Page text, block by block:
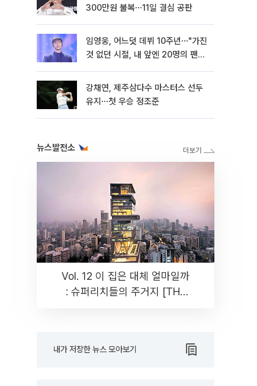
300만원 불복⋯11일 결심 공판
임영웅, 어느덧 데뷔 10주년⋯"가진
것 없던 시절, 내 앞엔 20명의 팬
강채연, 제주삼다수 마스터스 선두
유지⋯첫 우승 정조준
뉴스발전소
Vol. 12 이 집은 대체 얼마일까
: 슈퍼리치들의 주거지 [THE
내가 저장한 뉴스 모아보기